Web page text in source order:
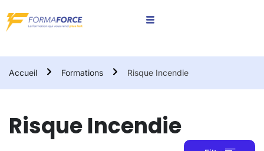
Accueil Formations Risque Incendie
Risque Incendie